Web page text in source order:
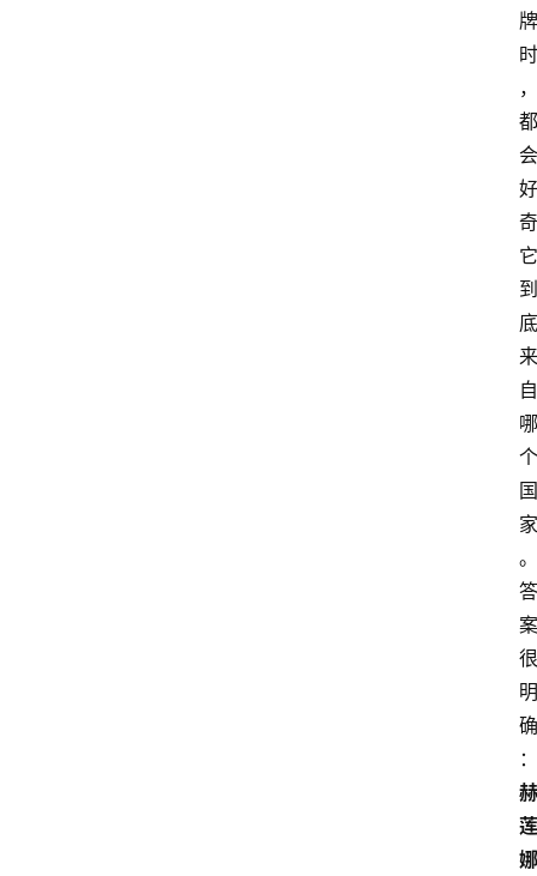
牌
时
，
都
会
好
奇
它
到
底
来
自
哪
个
国
家
。
答
案
很
明
确
：
赫
莲
娜